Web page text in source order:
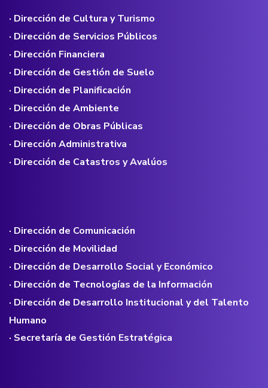
· Dirección de Cultura y Turismo
· Dirección de Servicios Públicos
· Dirección Financiera
· Dirección de Gestión de Suelo
· Dirección de Planificación
· Dirección de Ambiente
· Dirección de Obras Públicas
· Dirección Administrativa
· Dirección de Catastros y Avalúos
· Dirección de Comunicación
· Dirección de Movilidad
· Dirección de Desarrollo Social y Económico
· Dirección de Tecnologías de la Información
· Dirección de Desarrollo Institucional y del Talento
Humano
· Secretaría de Gestión Estratégica